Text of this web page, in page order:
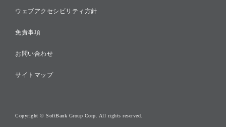
ウェブアクセシビリティ方針
免責事項
お問い合わせ
サイトマップ
Copyright © SoftBank Group Corp. All rights reserved.